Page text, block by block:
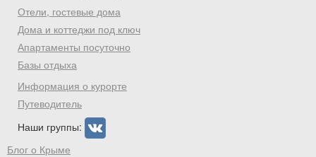
Отели, гостевые дома
Дома и коттеджи под ключ
Апартаменты посуточно
Базы отдыха
Информация о курорте
Путеводитель
Наши группы:
Блог о Крыме
Получить промокод